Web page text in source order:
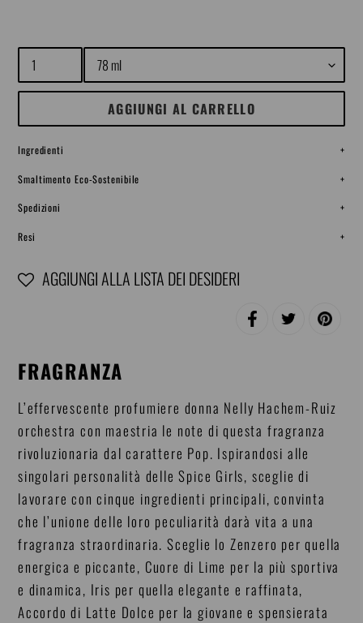
Quantità Size
AGGIUNGI AL CARRELLO
Ingredienti +
Smaltimento Eco-Sostenibile +
Spedizioni +
Resi +
AGGIUNGI ALLA LISTA DEI DESIDERI
CONDIVIDITWITTA PINNA
nel
carrello
FRAGRANZA
L’effervescente profumiere donna Nelly Hachem-Ruiz
orchestra con maestria le note di questa fragranza
rivoluzionaria dal carattere Pop. Ispirandosi alle
singolari personalità delle Spice Girls, sceglie di
lavorare con cinque ingredienti principali, convinta
che l’unione delle loro peculiarità darà vita a una
fragranza straordinaria. Sceglie lo Zenzero per quella
energica e piccante, Cuore di Lime per la più sportiva
e dinamica, Iris per quella elegante e raffinata,
Accordo di Latte Dolce per la giovane e spensierata